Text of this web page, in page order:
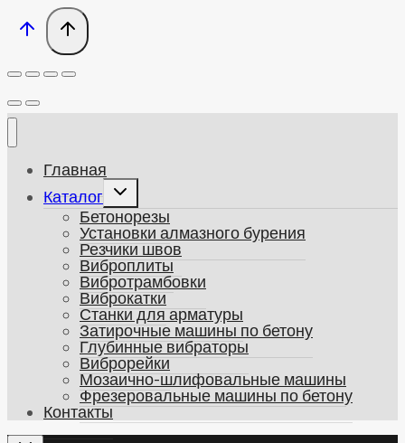
Главная
Каталог
Развернуть
дочернее
меню
Бетонорезы
Установки алмазного бурения
Резчики швов
Виброплиты
Вибротрамбовки
Виброкатки
Станки для арматуры
Затирочные машины по бетону
Глубинные вибраторы
Виброрейки
Мозаично-шлифовальные машины
Фрезеровальные машины по бетону
Контакты